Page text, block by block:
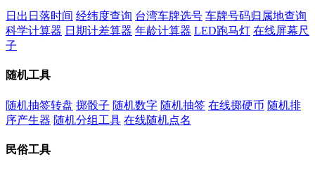
日出日落时间 经纬度查询 台湾车牌选号 车牌号码归属地查询
科学计算器 日期计差算器 年龄计算器 LED跑马灯 在线屏幕尺
子
随机工具
随机抽签转盘 掷骰子 随机数字 随机抽签 在线掷硬币 随机排
序产生器 随机分组工具 在线随机点名
民俗工具